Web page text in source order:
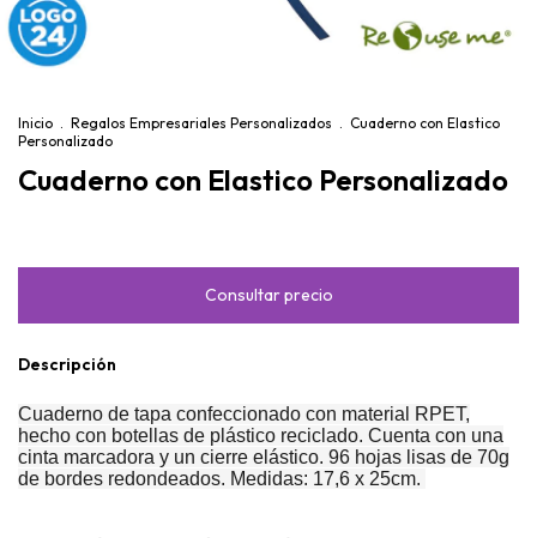
Inicio . Regalos Empresariales Personalizados . Cuaderno con Elastico
Personalizado
Cuaderno con Elastico Personalizado
Descripción
Cuaderno de tapa confeccionado con material RPET,
hecho con botellas de plástico reciclado. Cuenta con una
cinta marcadora y un cierre elástico. 96 hojas lisas de 70g
de bordes redondeados. Medidas: 17,6 x 25cm.